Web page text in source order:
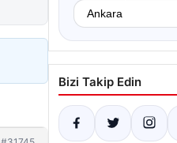
Bizi Takip Edin